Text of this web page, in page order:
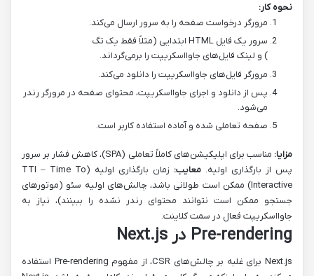
نحوه کار:
مرورگر درخواست صفحه را به سرور ارسال می‌کند.
سرور یک فایل HTML ابتدایی (مثلاً فقط یک تگ
) و لینک فایل‌های جاوااسکریپت را برمی‌گرداند.
مرورگر فایل‌های جاوااسکریپت را دانلود می‌کند.
پس از دانلود و اجرای جاوااسکریپت، محتوای صفحه در مرورگر رندر
می‌شود.
صفحه تعاملی شده و آماده استفاده کاربر است.
مزایا:
مناسب برای اپلیکیشن‌های کاملاً تعاملی (SPA)، کاهش فشار بر سرور
پس از بارگذاری اولیه. معایب:
زمان بارگذاری اولیه (TTI – Time To
Interactive) ممکن است طولانی باشد، چالش‌های اولیه سئو (موتورهای
جستجو ممکن است نتوانند محتوای رندر نشده را ببینند)، نیاز به
جاوااسکریپت فعال در سمت کلاینت.
Pre-rendering در Next.js
Next.js برای غلبه بر چالش‌های CSR، از مفهوم Pre-rendering استفاده